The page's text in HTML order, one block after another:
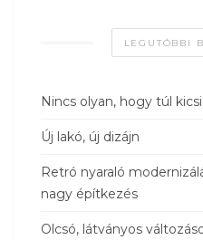
LEGUTÓBBI
Nincs olyan, hogy túl
Új lakó, új dizájn
Retró nyaraló
nagy építkezés
Olcsó, látványos